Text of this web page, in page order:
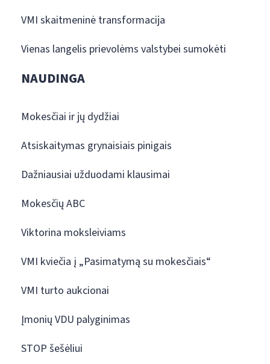
VMI skaitmeninė transformacija
Vienas langelis prievolėms valstybei sumokėti
NAUDINGA
Mokesčiai ir jų dydžiai
Atsiskaitymas grynaisiais pinigais
Dažniausiai užduodami klausimai
Mokesčių ABC
Viktorina moksleiviams
VMI kviečia į „Pasimatymą su mokesčiais“
VMI turto aukcionai
Įmonių VDU palyginimas
STOP šešėliui